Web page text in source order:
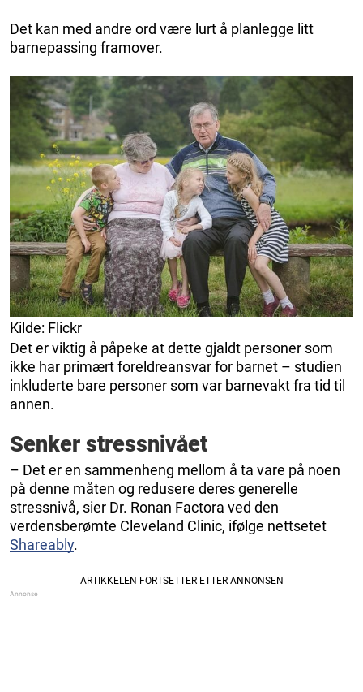
Det kan med andre ord være lurt å planlegge litt
barnepassing framover.
Kilde: Flickr
Det er viktig å påpeke at dette gjaldt personer som
ikke har primært foreldreansvar for barnet – studien
inkluderte bare personer som var barnevakt fra tid til
annen.
Senker stressnivået
– Det er en sammenheng mellom å ta vare på noen
på denne måten og redusere deres generelle
stressnivå, sier Dr. Ronan Factora ved den
verdensberømte Cleveland Clinic, ifølge nettsetet
Shareably.